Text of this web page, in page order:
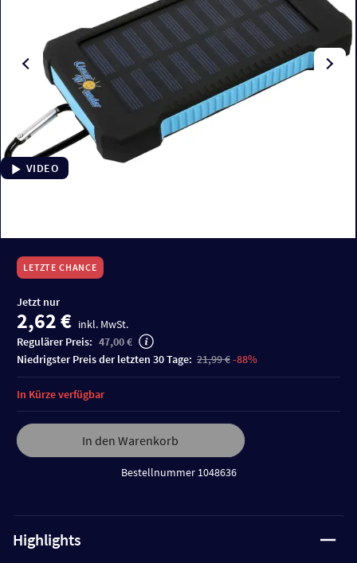
VIDEO
LETZTE CHANCE
Jetzt nur
2,62 € inkl. MwSt.
Regulärer Preis: 47,00 €
niedrigster Preis der letzten 30 Tage: 21,99 €-88%
In den Warenkorb
Bestellnummer 1048636
In Kürze verfügbar
Highlights